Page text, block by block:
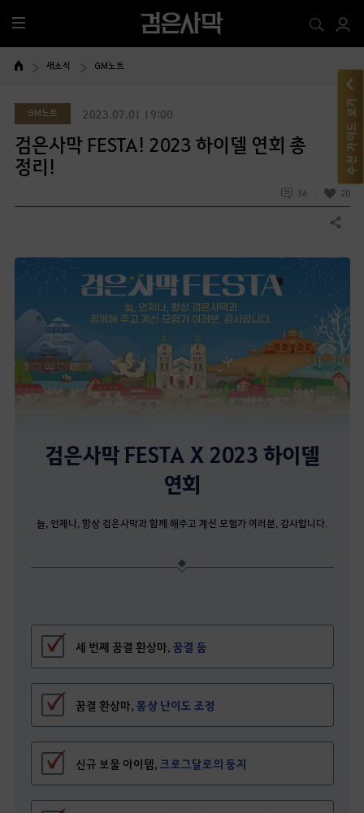
전
체
메
새소식 GM노트
GM노트 2023.07.01 19:00
검은사막 FESTA! 2023 하이델 연회 총
정리!
36 20
공유하기
검은사막 FESTA X 2023 하이델
연회
늘, 언제나, 항상 검은사막과 함께 해주고 계신 모험가 여러분, 감사합니다.
세 번째 꿈결 환상마, 꿈결 둠
꿈결 환상마, 몽상 난이도 조정
신규 보물 아이템, 크로그달로의 둥지
추천 가이드 보기